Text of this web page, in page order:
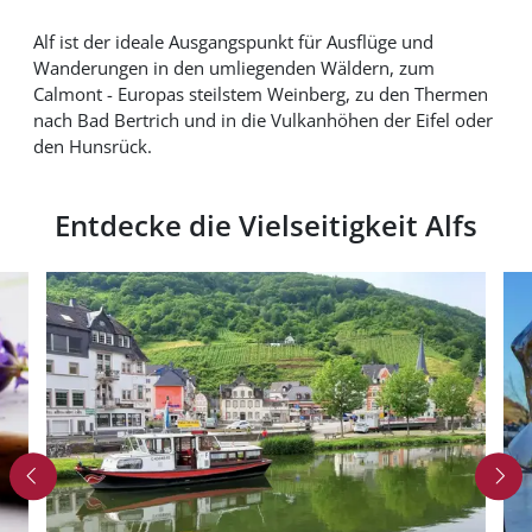
Alf ist der ideale Ausgangspunkt für Ausflüge und
Wanderungen in den umliegenden Wäldern, zum
Calmont - Europas steilstem Weinberg, zu den Thermen
nach Bad Bertrich und in die Vulkanhöhen der Eifel oder
den Hunsrück.
Entdecke die Vielseitigkeit Alfs